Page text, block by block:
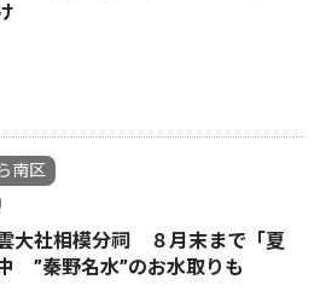
南区
大社相模分祠 ８月末まで「夏
”秦野名水”のお水取りも